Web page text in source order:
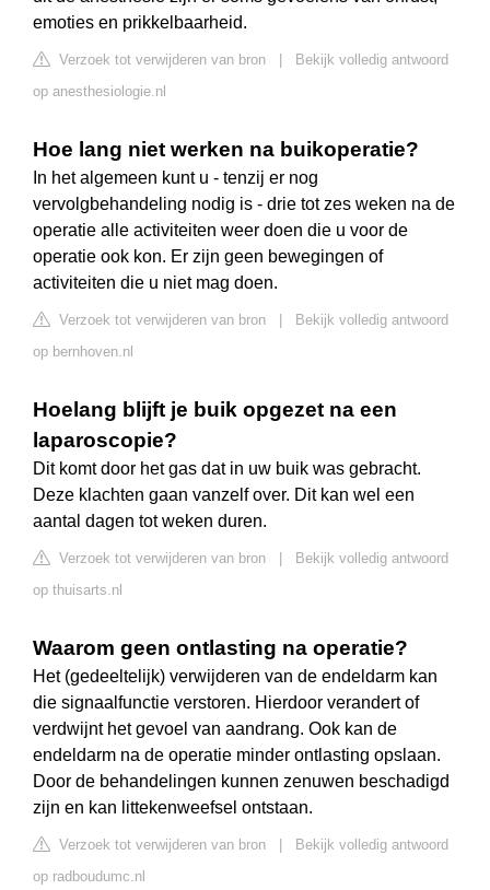
emoties en prikkelbaarheid.
Verzoek tot verwijderen van bron
Bekijk volledig antwoord
op anesthesiologie.nl
Hoe lang niet werken na buikoperatie?
In het algemeen kunt u - tenzij er nog
vervolgbehandeling nodig is - drie tot zes weken na de
operatie alle activiteiten weer doen die u voor de
operatie ook kon. Er zijn geen bewegingen of
activiteiten die u niet mag doen.
Verzoek tot verwijderen van bron
Bekijk volledig antwoord
op bernhoven.nl
Hoelang blijft je buik opgezet na een
laparoscopie?
Dit komt door het gas dat in uw buik was gebracht.
Deze klachten gaan vanzelf over. Dit kan wel een
aantal dagen tot weken duren.
Verzoek tot verwijderen van bron
Bekijk volledig antwoord
op thuisarts.nl
Waarom geen ontlasting na operatie?
Het (gedeeltelijk) verwijderen van de endeldarm kan
die signaalfunctie verstoren. Hierdoor verandert of
verdwijnt het gevoel van aandrang. Ook kan de
endeldarm na de operatie minder ontlasting opslaan.
Door de behandelingen kunnen zenuwen beschadigd
zijn en kan littekenweefsel ontstaan.
Verzoek tot verwijderen van bron
Bekijk volledig antwoord
op radboudumc.nl